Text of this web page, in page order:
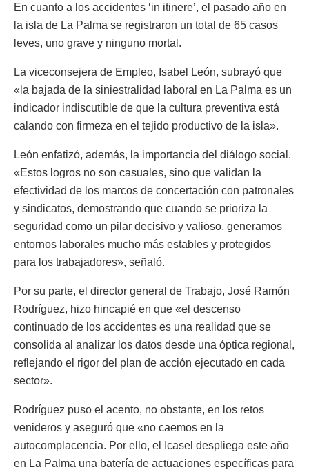
En cuanto a los accidentes ‘in itinere’, el pasado año en
la isla de La Palma se registraron un total de 65 casos
leves, uno grave y ninguno mortal.
La viceconsejera de Empleo, Isabel León, subrayó que
«la bajada de la siniestralidad laboral en La Palma es un
indicador indiscutible de que la cultura preventiva está
calando con firmeza en el tejido productivo de la isla».
León enfatizó, además, la importancia del diálogo social.
«Estos logros no son casuales, sino que validan la
efectividad de los marcos de concertación con patronales
y sindicatos, demostrando que cuando se prioriza la
seguridad como un pilar decisivo y valioso, generamos
entornos laborales mucho más estables y protegidos
para los trabajadores», señaló.
Por su parte, el director general de Trabajo, José Ramón
Rodríguez, hizo hincapié en que «el descenso
continuado de los accidentes es una realidad que se
consolida al analizar los datos desde una óptica regional,
reflejando el rigor del plan de acción ejecutado en cada
sector».
Rodríguez puso el acento, no obstante, en los retos
venideros y aseguró que «no caemos en la
autocomplacencia. Por ello, el Icasel despliega este año
en La Palma una batería de actuaciones específicas para